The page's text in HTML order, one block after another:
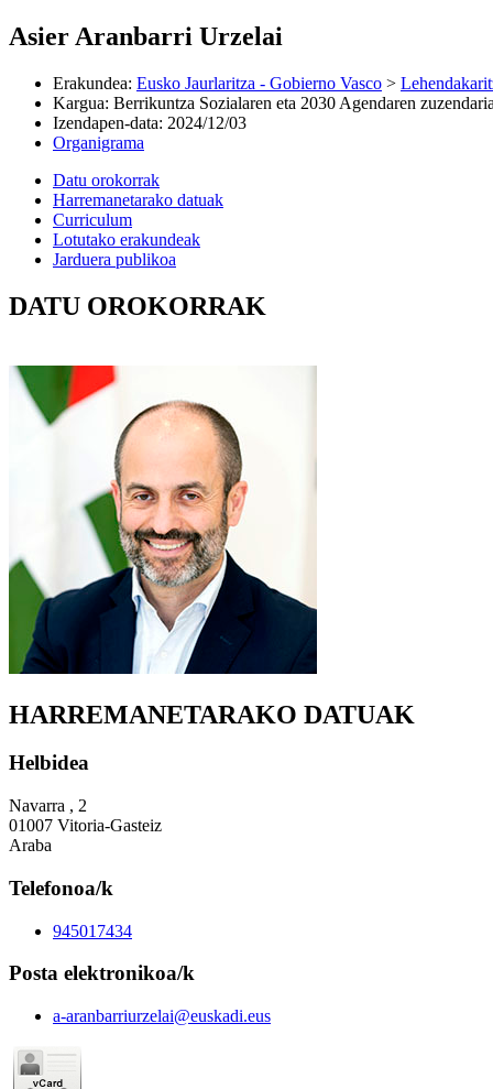
Asier Aranbarri Urzelai
Erakundea: Eusko Jaurlaritza - Gobierno Vasco >
Kargua: Berrikuntza Sozialaren eta 2030 Agendaren zuzendaria
Izendapen-data: 2024/12/03
Organigrama
Datu orokorrak
Harremanetarako datuak
Curriculum
Lotutako erakundeak
Jarduera publikoa
DATU OROKORRAK
HARREMANETARAKO DATUAK
Helbidea
Navarra , 2
01007 Vitoria-Gasteiz
Araba
Telefonoa/k
945017434
Posta elektronikoa/k
a-aranbarriurzelai@euskadi.eus